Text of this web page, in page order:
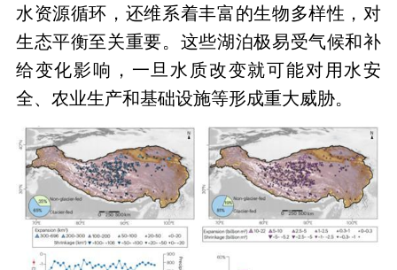
水资源循环，还维系着丰富的生物多样性，对
生态平衡至关重要。这些湖泊极易受气候和补
给变化影响，一旦水质改变就可能对用水安
全、农业生产和基础设施等形成重大威胁。